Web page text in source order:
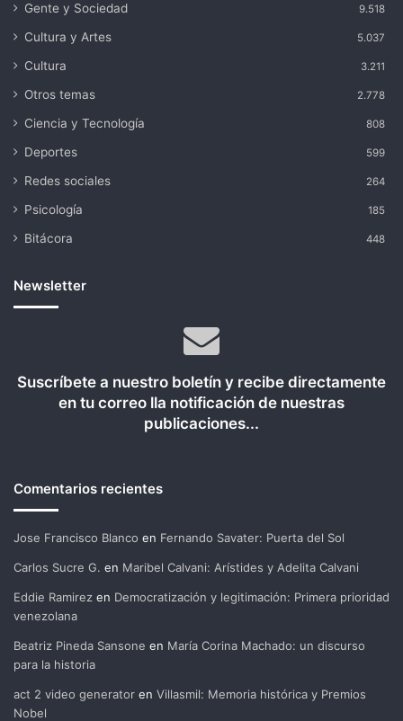
Gente y Sociedad 9.518
Cultura y Artes 5.037
Cultura 3.211
Otros temas 2.778
Ciencia y Tecnología 808
Deportes 599
Redes sociales 264
Psicología 185
Bitácora 448
Newsletter
Suscríbete a nuestro boletín y recibe directamente
en tu correo lla notificación de nuestras
publicaciones...
Comentarios recientes
Jose Francisco Blanco en Fernando Savater: Puerta del Sol
Carlos Sucre G. en Maribel Calvani: Arístides y Adelita Calvani
Eddie Ramirez en Democratización y legitimación: Primera prioridad
venezolana
Beatriz Pineda Sansone en María Corina Machado: un discurso
para la historia
act 2 video generator en Villasmil: Memoria histórica y Premios
Nobel